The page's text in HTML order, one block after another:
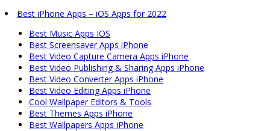
Best iPhone Apps – iOS Apps for 2022
Best Music Apps IOS
Best Screensaver Apps iPhone
Best Video Capture Camera Apps iPhone
Best Video Publishing & Sharing Apps iPhone
Best Video Converter Apps iPhone
Best Video Editing Apps iPhone
Cool Wallpaper Editors & Tools
Best Themes Apps iPhone
Best Wallpapers Apps iPhone